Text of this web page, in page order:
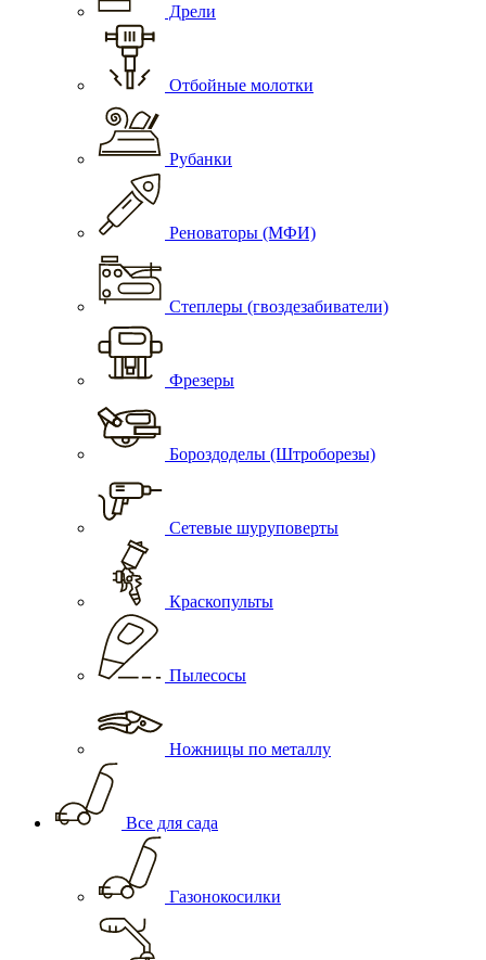
Дрели
Отбойные молотки
Рубанки
Реноваторы (МФИ)
Степлеры (гвоздезабиватели)
Фрезеры
Бороздоделы (Штроборезы)
Сетевые шуруповерты
Краскопульты
Пылесосы
Ножницы по металлу
Все для сада
Газонокосилки